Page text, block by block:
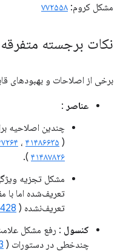
مشکل کروم: ۷۷۲۵۵۸
نکات برجسته متفرقه
برخی از اصلاحات و بهبودهای
عناصر :
( ۴۱۴۸۶۶۳۵ ،
۴۱۴۸۷۸۲۶ ).
مشکل تجزیه
تعریف‌شده اما با
تعریف‌نشده (
کنسول
چندخطی در دستورات cURL ( ).